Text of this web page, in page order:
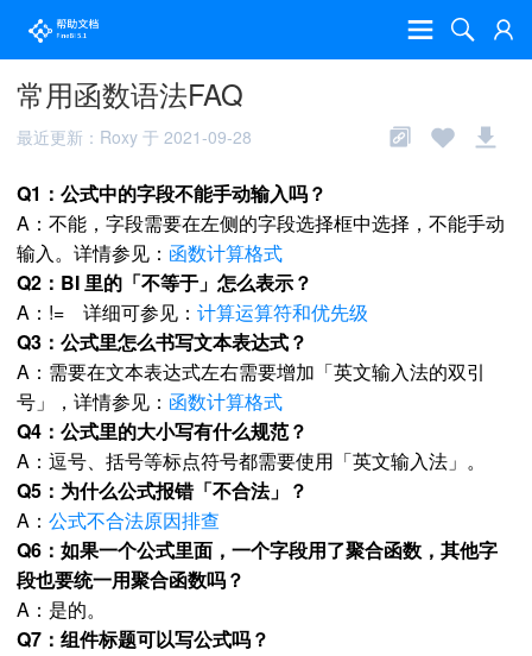
常用函数语法FAQ
最近更新：Roxy 于 2021-09-28
Q1：公式中的字段不能手动输入吗？
A：不能，字段需要在左侧的字段选择框中选择，不能手动
输入。详情参见： 函数计算格式
Q2：BI 里的「不等于」怎么表示？
A：!= 详细可参见： 计算运算符和优先级
Q3：公式里怎么书写文本表达式？
A：需要在文本表达式左右需要增加「英文输入法的双引
号」，详情参见： 函数计算格式
Q4：公式里的大小写有什么规范？
A：逗号、括号等标点符号都需要使用「英文输入法」。
Q5：为什么公式报错「不合法」？
A： 公式不合法原因排查
Q6：如果一个公式里面，一个字段用了聚合函数，其他字
段也要统一用聚合函数吗？
A：是的。
Q7：组件标题可以写公式吗？